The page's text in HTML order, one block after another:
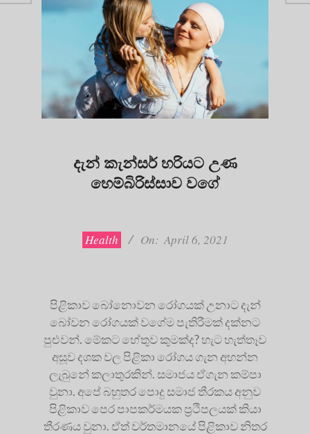
දැන් කැන්සර් හරියට උණ
හෙම්බිරිස්සාව වගේ
Health On: April 6, 2021
පිළිකාව බෝනොවන රෝගයක් උනාට දැන්
බෝවන රෝගයක් වගේම පැතිරීමක් දක්නට
පුළුවන්. මේකට හේතුව කුමක්ද? හැට හැත්තෑව
අසූව දශක වල පිළිකා රෝගය ගැන අහන්න
ලැබුනේ කලාතුරකින්. සමාජය ඒගැන කම්පා
වුනා. අපේ බහුතර පොදු සමාජ තීරකය අනුව
පිළිකාව පෙර පාපකර්මයක ප්‍රථිපලයක් කියා
තීරණය වුනා. ඒත‍් වර්තමානයේ පිළිකාව නිතර